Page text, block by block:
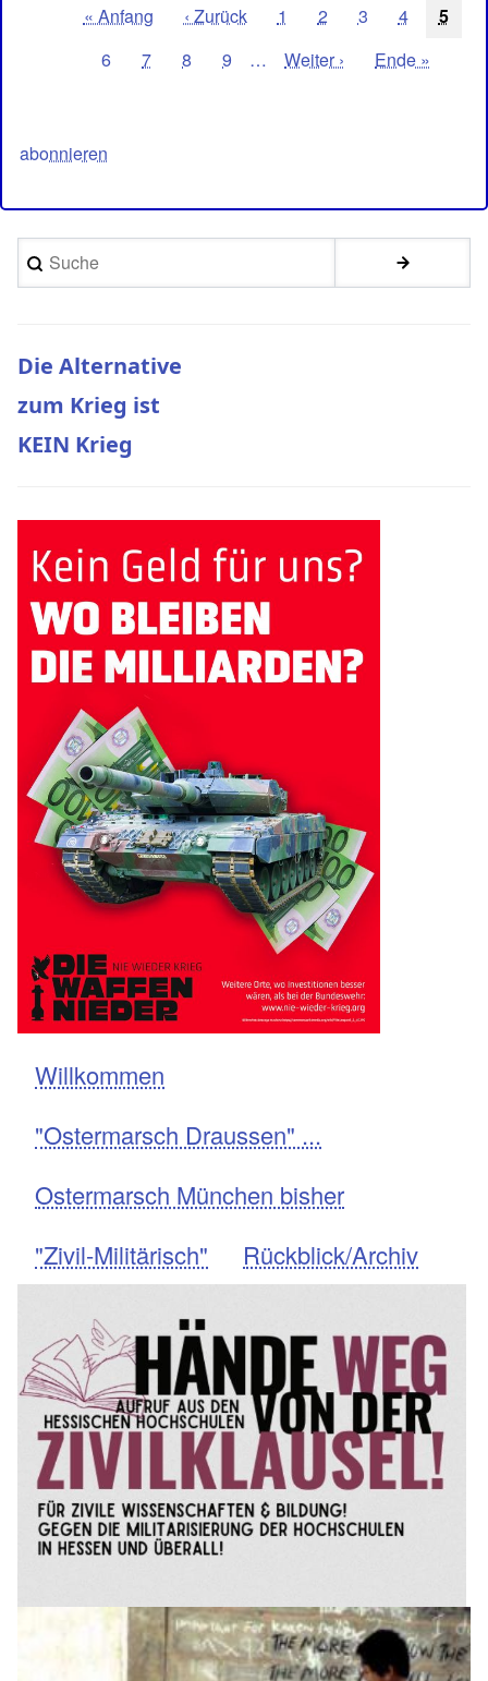
Erste
« Anfang
Vorherige
‹ Zurück Seite
1 Seite
2 Seite
3 Seite
4
5
Seite
6 Seite
7 Seite
8 Seite
9 …
Nächste
Weiter ›
Letzte
Ende »
abonnieren
Suche
Die Alternative
zum Krieg ist
KEIN Krieg
Navigation
Willkommen
"Ostermarsch Draussen" ...
Ostermarsch München bisher
"Zivil-Militärisch"
Rückblick/Archiv